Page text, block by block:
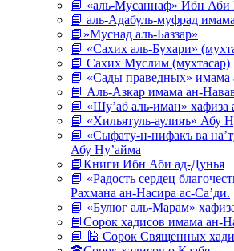
📘 «аль-Мусаннаф» Ибн
📘 аль-Адабуль-муфрад
📘»Муснад аль-Баззар»
📘 «Сахих аль-Бухари»
📘 Сахих Муслим (мухтасар)
📘 «Сады праведных» имама
📘 Аль-Азкар имама ан-
📘 «Шу’аб аль-иман» хафиза
📘 «Хильятуль-аулияъ» Абу
📘 «Сыфату-н-нифакъ ва
Абу Ну’айма
📘Книги Ибн Аби ад-Дунья
📘 «Радость сердец
Рахмана ан-Насира ас-Са’ди.
📘 «Булюг аль-Марам»
📘Сорок хадисов имама ан-
📘 🕌 Сорок Священных